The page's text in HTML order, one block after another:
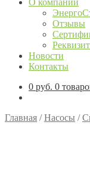
О компании
Отзывы
Новости
Контакты
0 руб. 0
Главная /Насосы /